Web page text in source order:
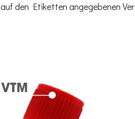
den Etiketten angegebenen